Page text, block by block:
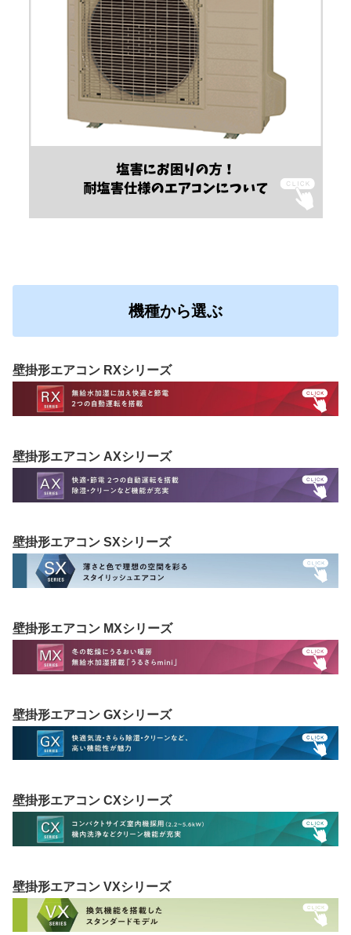
機種から選ぶ
壁掛形エアコン RXシリーズ
壁掛形エアコン AXシリーズ
壁掛形エアコン SXシリーズ
壁掛形エアコン MXシリーズ
壁掛形エアコン GXシリーズ
壁掛形エアコン CXシリーズ
壁掛形エアコン VXシリーズ